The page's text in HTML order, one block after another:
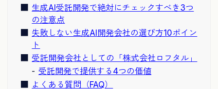
生成AI受託開発で絶対にチェックすべき3つ
の注意点
失敗しない生成AI開発会社の選び方10ポイン
ト
受託開発会社としての「株式会社ロフタル」
受託開発で提供する4つの価値
よくある質問（FAQ）